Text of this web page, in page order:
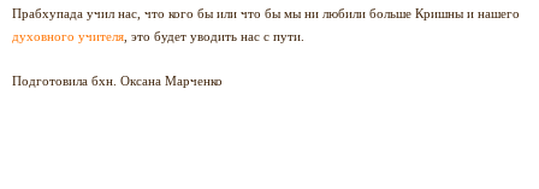
Прабхупада учил нас, что кого бы или что бы мы ни любили больше Кришны и нашего
духовного учителя , это будет уводить нас с пути.
Подготовила бхн. Оксана Марченко